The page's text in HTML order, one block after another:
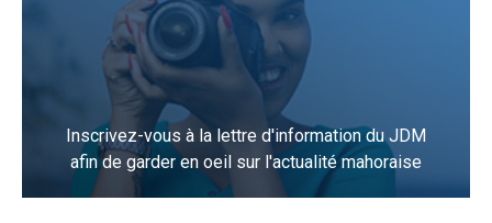
Inscrivez-vous à la lettre d'information du JDM
afin de garder en oeil sur l'actualité mahoraise